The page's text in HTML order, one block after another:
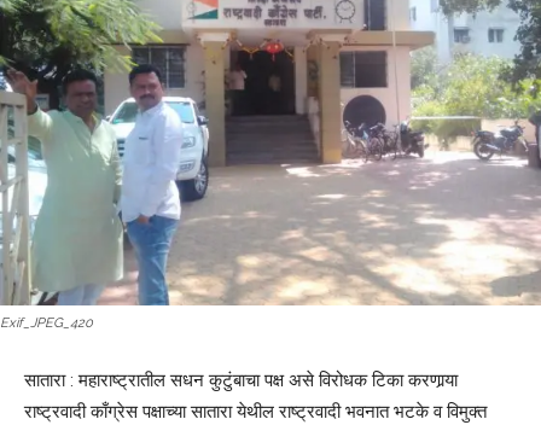
Exif_JPEG_420
सातारा : महाराष्ट्रातील सधन कुटुंबाचा पक्ष असे विरोधक टिका करणार्‍या
राष्ट्रवादी काँग्रेस पक्षाच्या सातारा येथील राष्ट्रवादी भवनात भटके व विमुक्त